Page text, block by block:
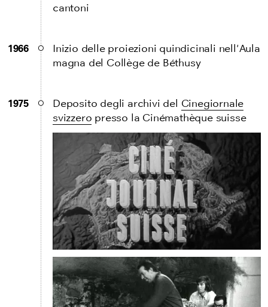
cantoni
1966
Inizio delle proiezioni quindicinali nell'Aula
magna del Collège de Béthusy
1975 Deposito degli archivi del Cinegiornale
svizzero presso la Cinémathèque suisse